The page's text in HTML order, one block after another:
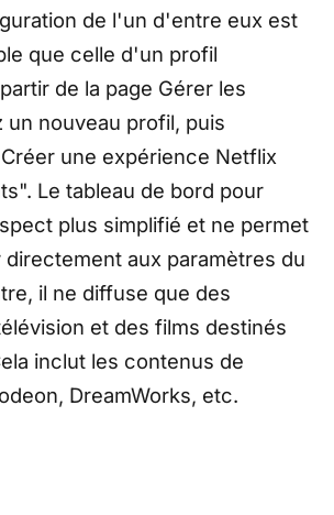
de l'un d'entre eux est
que celle d'un profil
de la page Gérer les
un nouveau profil, puis
une expérience Netflix
Le tableau de bord pour
plus simplifié et ne permet
aux paramètres du
il ne diffuse que des
et des films destinés
inclut les contenus de
DreamWorks, etc.